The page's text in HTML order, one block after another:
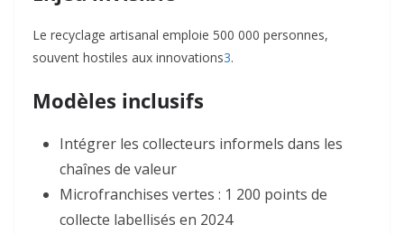
Le recyclage artisanal emploie 500 000 personnes,
souvent hostiles aux innovations3.
Modèles inclusifs
Intégrer les collecteurs informels dans les
chaînes de valeur
Microfranchises vertes : 1 200 points de
collecte labellisés en 2024